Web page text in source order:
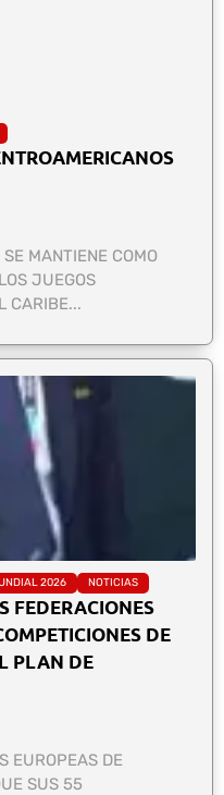
MANTIENE COMO
JUEGOS
CARIBE...
2026 NOTICIAS
FEDERACIONES
DE
PLAN DE
EUROPEAS DE
SUS 55